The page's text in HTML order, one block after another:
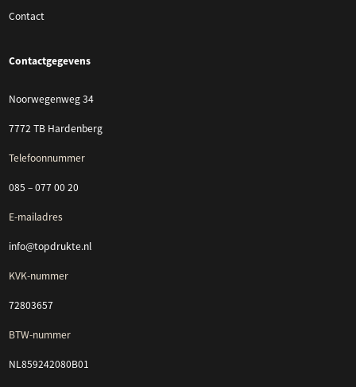
Contact
Contactgegevens
Noorwegenweg 34
7772 TB Hardenberg
Telefoonnummer
085 – 077 00 20
E-mailadres
info@topdrukte.nl
KVK-nummer
72803657
BTW-nummer
NL859242080B01